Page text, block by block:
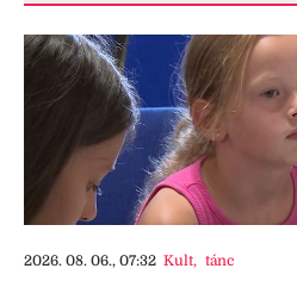
2026. 08. 06., 07:32 Kult, tánc